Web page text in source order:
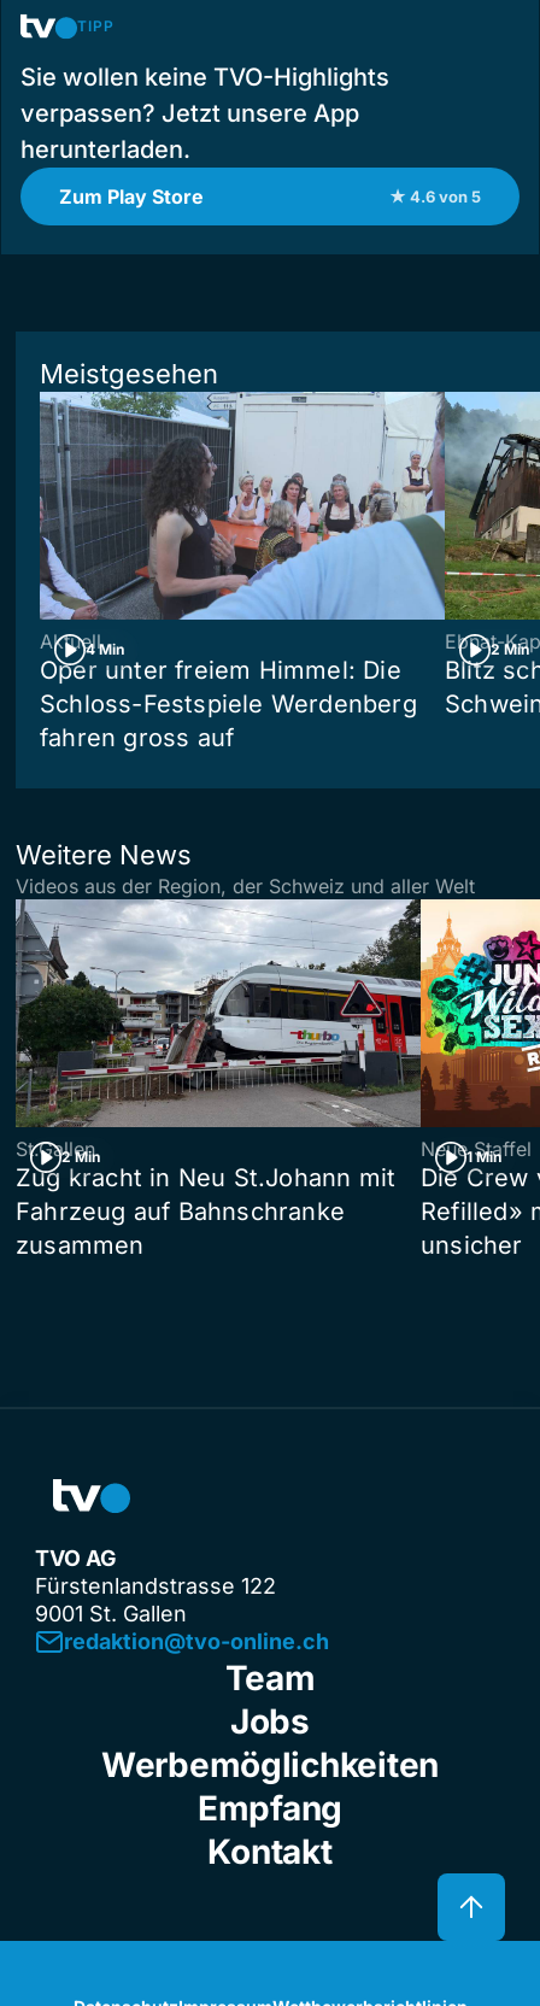
TIPP
Sie wollen keine TVO-Highlights
verpassen? Jetzt unsere App
herunterladen.
Zum Play Store ★ 4.6 von 5
Meistgesehen
4 Min
Aktuell
Oper unter freiem Himmel: Die
Schloss-Festspiele Werdenberg
fahren gross auf
2 Min
Ebnat-
Blitz
Weitere News
Videos aus der Region, der Schweiz und aller Welt
2 Min
St.Gallen
Zug kracht in Neu St.Johann mit
Fahrzeug auf Bahnschranke
zusammen
1 Min
Neue Staffel
Die Crew
Refilled»
unsicher
TVO AG
Fürstenlandstrasse 122
9001 St. Gallen
redaktion@tvo-online.ch
Team
Jobs
Werbemöglichkeiten
Empfang
Kontakt